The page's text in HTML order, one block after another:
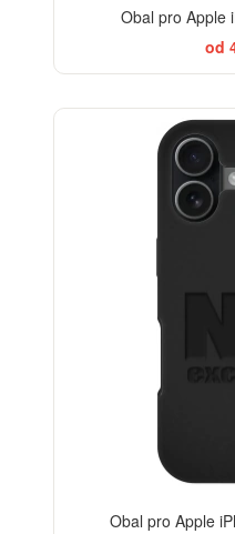
Obal pro Apple
od
Obal pro Apple